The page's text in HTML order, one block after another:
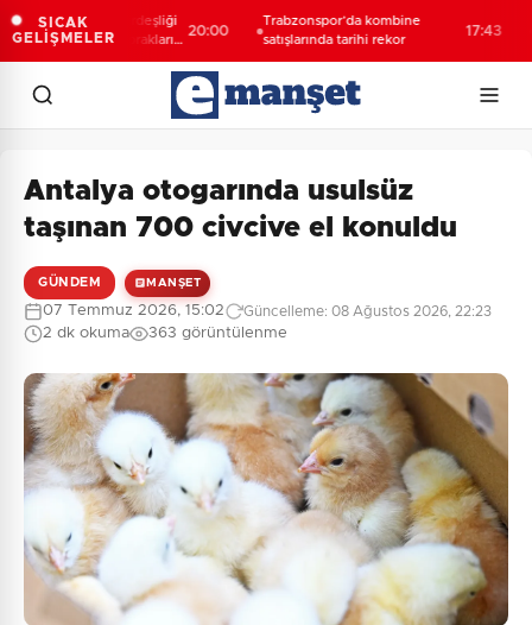
SICAK
GELİŞMELER
Türk-Kürt kardeşliği
değil, bu toprakların
20:00
Trabzonspor’da kombine
satışlarında tarihi rekor
17:43
Antalya otogarında usulsüz
taşınan 700 civcive el konuldu
GÜNDEM MANŞET
07 Temmuz 2026, 15:02 Güncelleme: 08 Ağustos 2026, 22:23
2 dk okuma 363 görüntülenme